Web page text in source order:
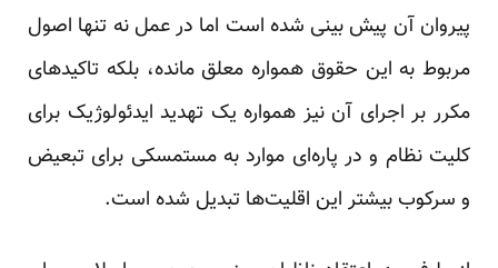
پیروان آن پیش بینی شده است اما در عمل نه تنها اصول
مربوط به این حقوق همواره معلق مانده، بلکه تاکیدهای
مکرر بر اجرای آن نیز همواره یک تهدید ایدئولوژیک برای
کلیت نظام و در پاره‌ای موارد به مستمسکی برای تبعیض
و سرکوب بیشتر این اقلیت‌ها تبدیل شده است.